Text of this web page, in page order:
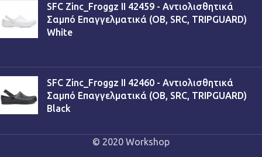
SFC Zinc_Froggz II 42459 - Αντιολισθητικά
Σαμπό Επαγγελματικά (OB, SRC, TRIPGUARD)
White
SFC Zinc_Froggz II 42460 - Αντιολισθητικά
Σαμπό Επαγγελματικά (OB, SRC, TRIPGUARD)
Black
© 2020 Workshop